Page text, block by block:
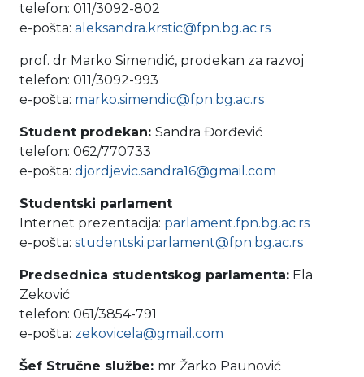
telefon: 011/3092-802
e-pošta: aleksandra.krstic@fpn.bg.ac.rs
prof. dr Marko Simendić, prodekan za razvoj
telefon: 011/3092-993
e-pošta: marko.simendic@fpn.bg.ac.rs
Student prodekan: Sandra Đorđević
telefon: 062/770733
e-pošta: djordjevic.sandra16@gmail.com
Studentski parlament
Internet prezentacija: parlament.fpn.bg.ac.rs
e-pošta: studentski.parlament@fpn.bg.ac.rs
Predsednica studentskog parlamenta: Ela
Zeković
telefon: 061/3854-791
e-pošta: zekovicela@gmail.com
Šef Stručne službe: mr Žarko Paunović